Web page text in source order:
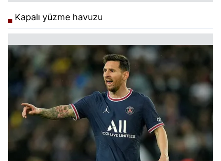
Kapalı yüzme havuzu